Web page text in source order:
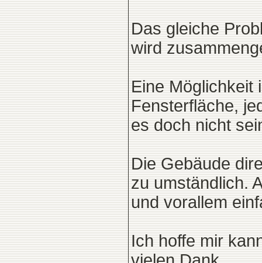
Das gleiche
wird
Eine Möglichkeit
Fensterfläche,
es doch nicht
Die Gebäude
zu umständlich.
und vorallem
Ich hoffe mir